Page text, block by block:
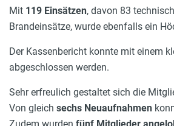
Mit 119 Einsätzen, davon 83
Brandeinsätze, wurde ebenfalls ein
Der Kassenbericht konnte mit einem
abgeschlossen werden.
Sehr erfreulich gestaltet sich die
Von gleich sechs Neuaufnahmen